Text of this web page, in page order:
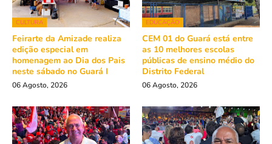
CULTURA
Feirarte da Amizade realiza
edição especial em
homenagem ao Dia dos Pais
neste sábado no Guará I
06 Agosto, 2026
EDUCAÇÃO
CEM 01 do Guará está entre
as 10 melhores escolas
públicas de ensino médio do
Distrito Federal
06 Agosto, 2026